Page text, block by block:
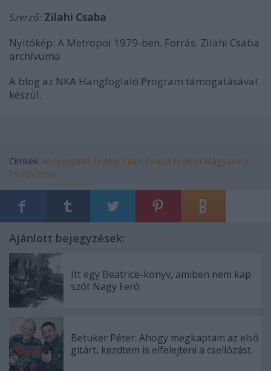
Szerző: Zilahi Csaba
Nyitókép: A Metropol 1979-ben. Forrás: Zilahi Csaba
archívuma
A blog az NKA Hangfoglaló Program támogatásával
készül.
Címkék: könyvajánló Erdély Zilahi Csaba Erdélyi Magyarock
1970-2010
Ajánlott bejegyzések:
Itt egy Beatrice-könyv, amiben nem kap
szót Nagy Feró
Betuker Péter: Ahogy megkaptam az első
gitárt, kezdtem is elfelejteni a csellózást